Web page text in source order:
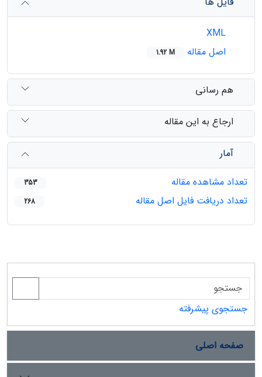
اصل مقاله
1.92 M
هم رسانی
ارجاع به این مقاله
آمار
تعداد مشاهده مقاله
353
تعداد دریافت فایل اصل مقاله 268
جستجوی پیشرفته
صفحه اصلی